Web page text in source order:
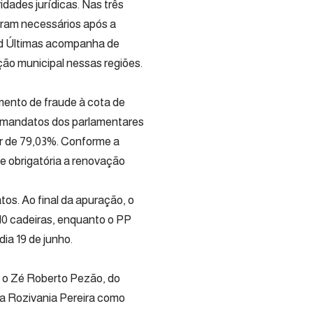
jurídicas. Nas três
necessários após a
Últimas acompanha de
municipal nessas regiões.
de fraude à cota de
dos parlamentares
79,03%. Conforme a
obrigatória a renovação
Ao final da apuração, o
cadeiras, enquanto o PP
19 de junho.
Zé Roberto Pezão, do
Rozivania Pereira como